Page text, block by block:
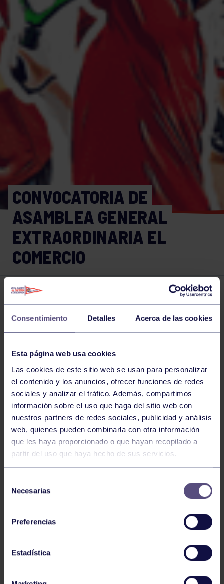
Consentimiento Detalles Acerca de las cookies
Esta página web usa cookies
Las cookies de este sitio web se usan para personalizar
el contenido y los anuncios, ofrecer funciones de redes
sociales y analizar el tráfico. Además, compartimos
información sobre el uso que haga del sitio web con
nuestros partners de redes sociales, publicidad y análisis
web, quienes pueden combinarla con otra información
que les haya proporcionado o que hayan recopilado a
partir del uso que haya hecho de sus servicios.
Necesarias
Preferencias
Estadística
CONVOCATORIA DE
ASAMBLEA GENERAL
EXTRAORDINARIA EL
COMERCIO
Comparte
NOTICIAS RELACIONADAS
Ajedrez 07 Ago 2026
EL GRUPO COMPITE EN VÍCAR